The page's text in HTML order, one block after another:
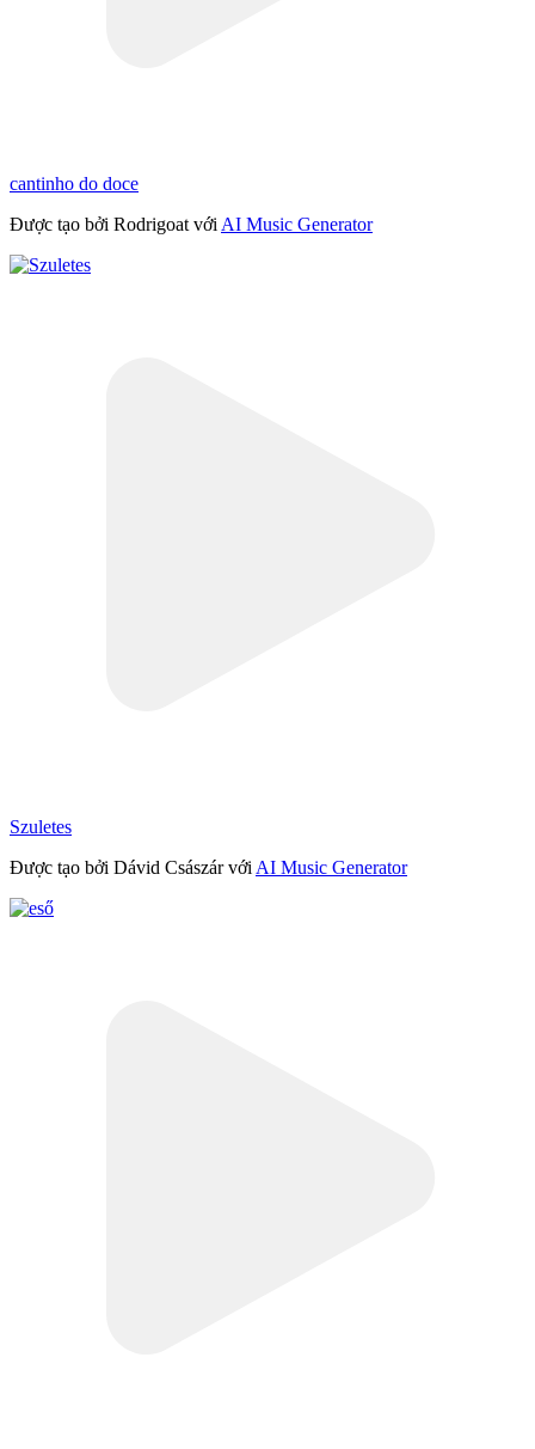
cantinho do doce
Được tạo bởi Rodrigoat với AI Music Generator
Szuletes
Được tạo bởi Dávid Császár với AI Music Generator